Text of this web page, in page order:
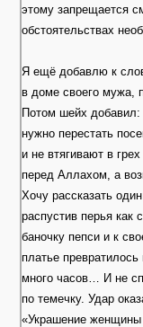
этому запрещается
обстоятельствах
Я ещё добавлю к
в доме своего мужа,
Потом шейх
нужно перестать
и не втягивают в
перед Аллахом, а
Хочу рассказать
распустив перья как
баночку пепси и к
платье
много часов… И не
по темечку. Удар
«Украшение